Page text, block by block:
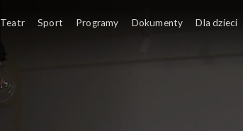
Teatr Sport Programy Dokumenty Dla dzieci